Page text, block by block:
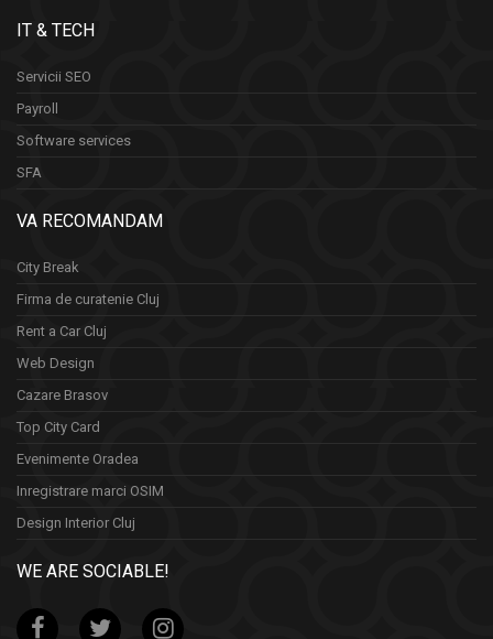
IT & TECH
Servicii SEO
Payroll
Software services
SFA
VA RECOMANDAM
City Break
Firma de curatenie Cluj
Rent a Car Cluj
Web Design
Cazare Brasov
Top City Card
Evenimente Oradea
Inregistrare marci OSIM
Design Interior Cluj
WE ARE SOCIABLE!